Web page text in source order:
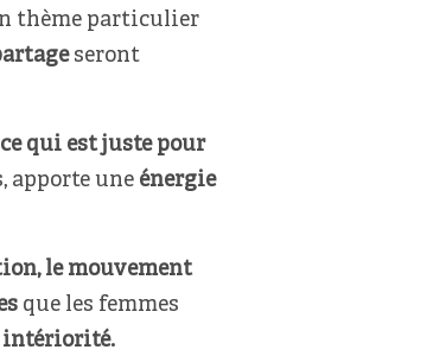
thème particulier
seront
qui est juste pour
apporte une énergie
le mouvement
que les femmes
intériorité.